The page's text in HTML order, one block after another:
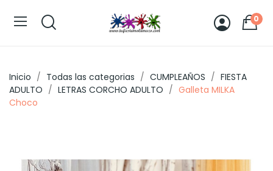
0
Inicio Todas las categorias CUMPLEAÑOS
FIESTA
ADULTO
LETRAS CORCHO ADULTO
Galleta MILKA
Choco